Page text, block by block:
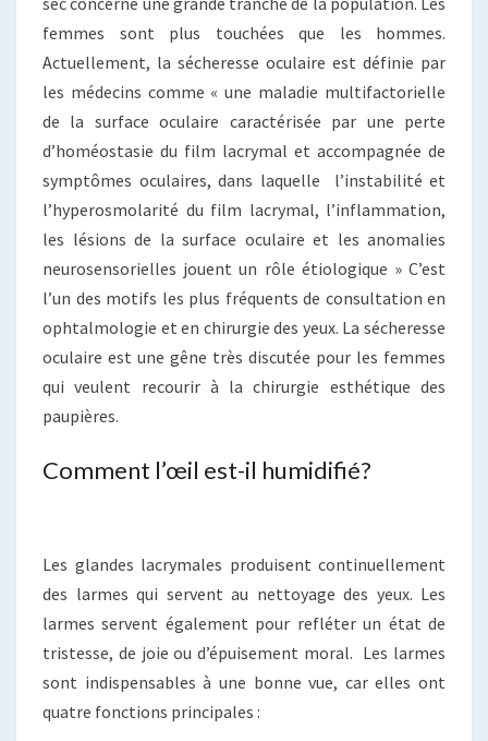
femmes sont plus touchées que les hommes.
Actuellement, la sécheresse oculaire est définie par
les médecins comme « une maladie multifactorielle
de la surface oculaire caractérisée par une perte
d’homéostasie du film lacrymal et accompagnée de
symptômes oculaires, dans laquelle l’instabilité et
l’hyperosmolarité du film lacrymal, l’inflammation,
les lésions de la surface oculaire et les anomalies
neurosensorielles jouent un rôle étiologique » C’est
l’un des motifs les plus fréquents de consultation en
ophtalmologie et en chirurgie des yeux. La sécheresse
oculaire est une gêne très discutée pour les femmes
qui veulent recourir à la chirurgie esthétique des
paupières.
Comment l’œil est-il humidifié?
Les glandes lacrymales produisent continuellement
des larmes qui servent au nettoyage des yeux. Les
larmes servent également pour refléter un état de
tristesse, de joie ou d’épuisement moral. Les larmes
sont indispensables à une bonne vue, car elles ont
quatre fonctions principales :